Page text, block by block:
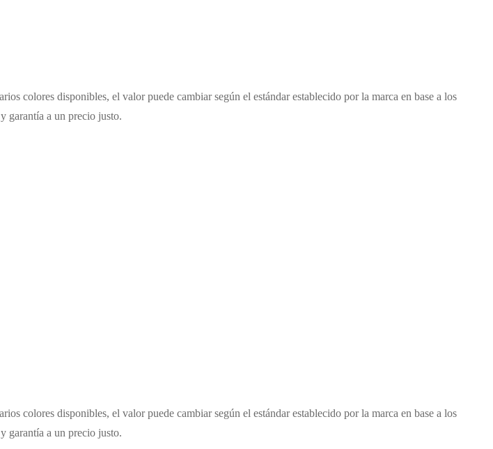
colores disponibles, el valor puede cambiar según el estándar establecido por la marca en base a los
garantía a un precio justo.
colores disponibles, el valor puede cambiar según el estándar establecido por la marca en base a los
garantía a un precio justo.